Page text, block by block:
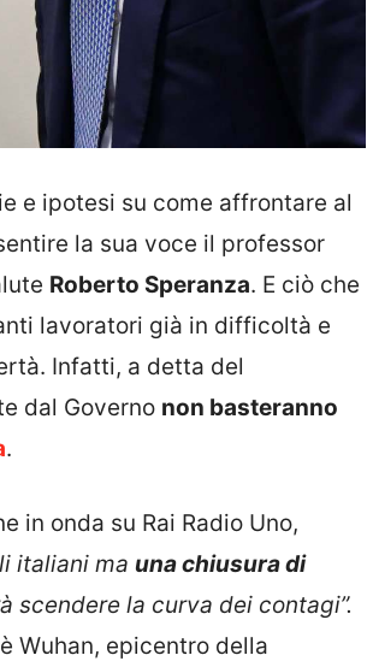
e ipotesi su come affrontare al
la sua voce il professor
Roberto Speranza. E ciò che
lavoratori già in difficoltà e
Infatti, a detta del
dal Governo non basteranno
.
in onda su Rai Radio Uno,
italiani ma una chiusura di
scendere la curva dei contagi”.
Wuhan, epicentro della